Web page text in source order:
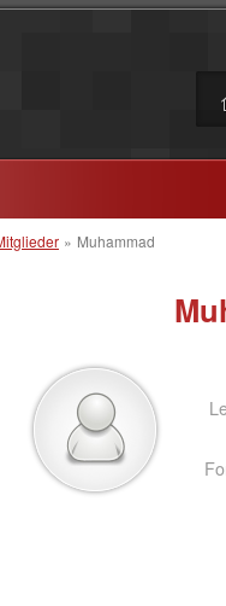
» Muhammad